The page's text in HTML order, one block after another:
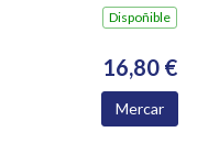
Dispoñible
16,80 €
Mercar